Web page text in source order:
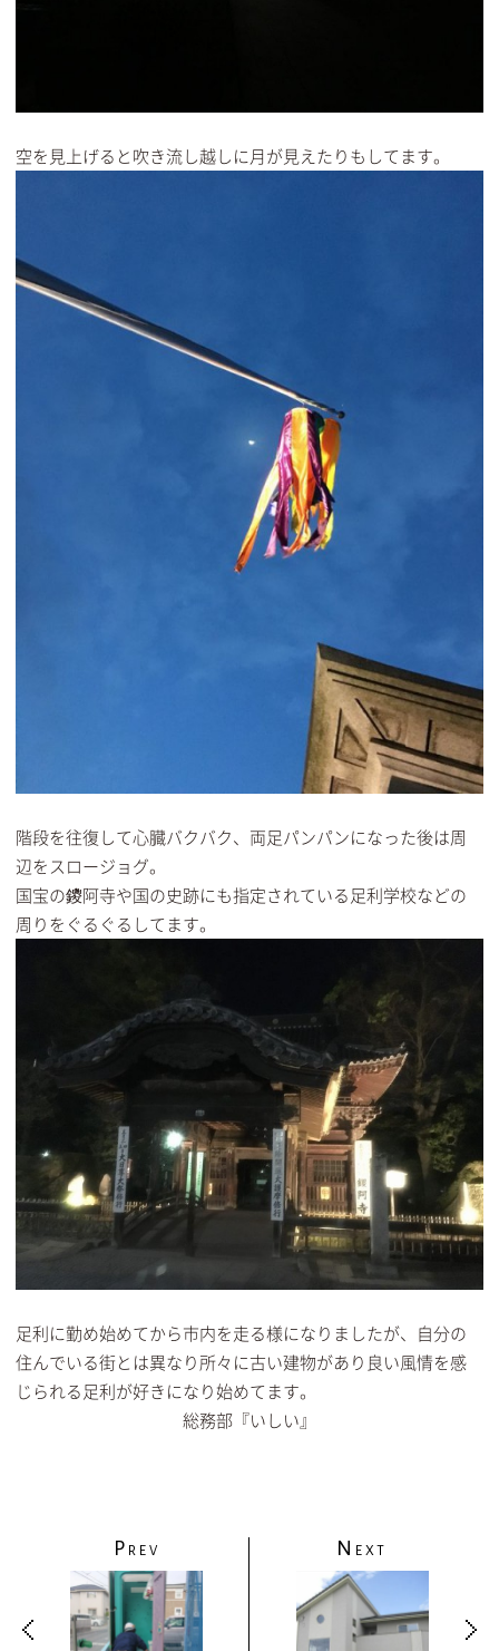
空を見上げると吹き流し越しに月が見えたりもしてます。
階段を往復して心臓バクバク、両足パンパンになった後は周
辺をスロージョグ。
国宝の鑁阿寺や国の史跡にも指定されている足利学校などの
周りをぐるぐるしてます。
足利に勤め始めてから市内を走る様になりましたが、自分の
住んでいる街とは異なり所々に古い建物があり良い風情を感
じられる足利が好きになり始めてます。
総務部『いしい』
P REV N EXT